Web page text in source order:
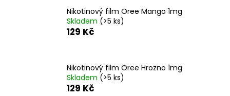
Nikotinový film Oree Mango 1mg
Skladem (>5 ks)
129 Kč
Nikotinový film Oree Hrozno 1mg
Skladem (>5 ks)
129 Kč